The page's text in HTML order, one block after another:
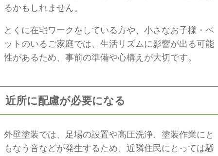
るかもしれません。
とくに在宅ワークをしている方や、小さなお子様・ペ
ットのいるご家庭では、生活リズムに影響が出る可能
性があるため、事前の準備や心構えが大切です。
近所に配慮が必要になる
外壁塗装では、足場の設置や高圧洗浄、塗装作業にと
もなう音などが発生するため、近隣住民にとっては騒